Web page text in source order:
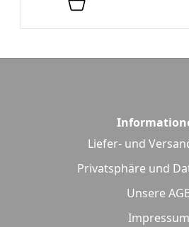
Liefer- und
Privatsphäre und
Unsere
Impressum